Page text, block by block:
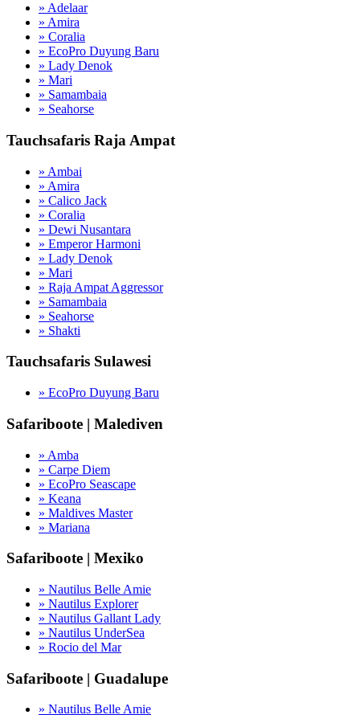
» Adelaar
» Amira
» Coralia
» EcoPro Duyung Baru
» Lady Denok
» Mari
» Samambaia
» Seahorse
Tauchsafaris Raja Ampat
» Ambai
» Amira
» Calico Jack
» Coralia
» Dewi Nusantara
» Emperor Harmoni
» Lady Denok
» Mari
» Raja Ampat Aggressor
» Samambaia
» Seahorse
» Shakti
Tauchsafaris Sulawesi
» EcoPro Duyung Baru
Safariboote | Malediven
» Amba
» Carpe Diem
» EcoPro Seascape
» Keana
» Maldives Master
» Mariana
Safariboote | Mexiko
» Nautilus Belle Amie
» Nautilus Explorer
» Nautilus Gallant Lady
» Nautilus UnderSea
» Rocio del Mar
Safariboote | Guadalupe
» Nautilus Belle Amie